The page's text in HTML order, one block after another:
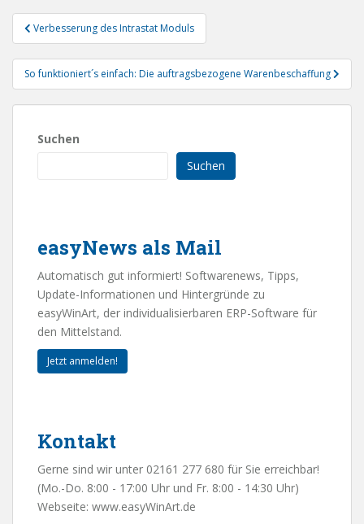
Beitragsnavigation
Verbesserung des Intrastat Moduls
So funktioniert´s einfach: Die auftragsbezogene Warenbeschaffung
Suchen
Suchen
easyNews als Mail
Automatisch gut informiert! Softwarenews, Tipps,
Update-Informationen und Hintergründe zu
easyWinArt, der individualisierbaren ERP-Software für
den Mittelstand.
Jetzt anmelden!
Kontakt
Gerne sind wir unter 02161 277 680 für Sie erreichbar!
(Mo.-Do. 8:00 - 17:00 Uhr und Fr. 8:00 - 14:30 Uhr)
Webseite: www.easyWinArt.de